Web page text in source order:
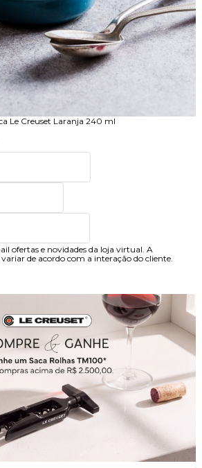
Le Creuset Laranja 240 ml
ofertas e novidades da loja virtual. A
de acordo com a interação do cliente.